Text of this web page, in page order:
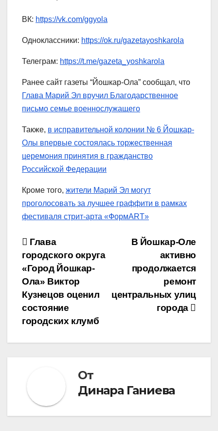
ВК: https://vk.com/ggyola
Одноклассники: https://ok.ru/gazetayoshkarola
Телеграм: https://t.me/gazeta_yoshkarola
Ранее сайт газеты “Йошкар-Ола” сообщал, что
Глава Марий Эл вручил Благодарственное
письмо семье военнослужащего
Также, в исправительной колонии № 6 Йошкар-
Олы впервые состоялась торжественная
церемония принятия в гражданство
Российской Федерации
Кроме того, жители Марий Эл могут
проголосовать за лучшее граффити в рамках
фестиваля стрит-арта «ФормART»
Навигация
по
записям
В Йошкар-Оле
активно
продолжается
ремонт
центральных улиц
города
Глава
городского округа
«Город Йошкар-
Ола» Виктор
Кузнецов оценил
состояние
городских клумб
От
Динара Ганиева